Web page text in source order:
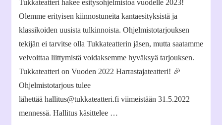
Tukkateatteri hakee esitysohjelmistoa vuodelle 2023!
Olemme erityisen kiinnostuneita kantaesityksistä ja
klassikoiden uusista tulkinnoista. Ohjelmistotarjouksen
tekijän ei tarvitse olla Tukkateatterin jäsen, mutta saatamme
velvoittaa liittymistä voidaksemme hyväksyä tarjouksen.
Tukkateatteri on Vuoden 2022 Harrastajateatteri! 🎉
Ohjelmistotarjous tulee
lähettää hallitus@tukkateatteri.fi viimeistään 31.5.2022
mennessä. Hallitus käsittelee …